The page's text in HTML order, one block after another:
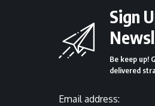
Sign
Be keep up!
delivered
Email address: